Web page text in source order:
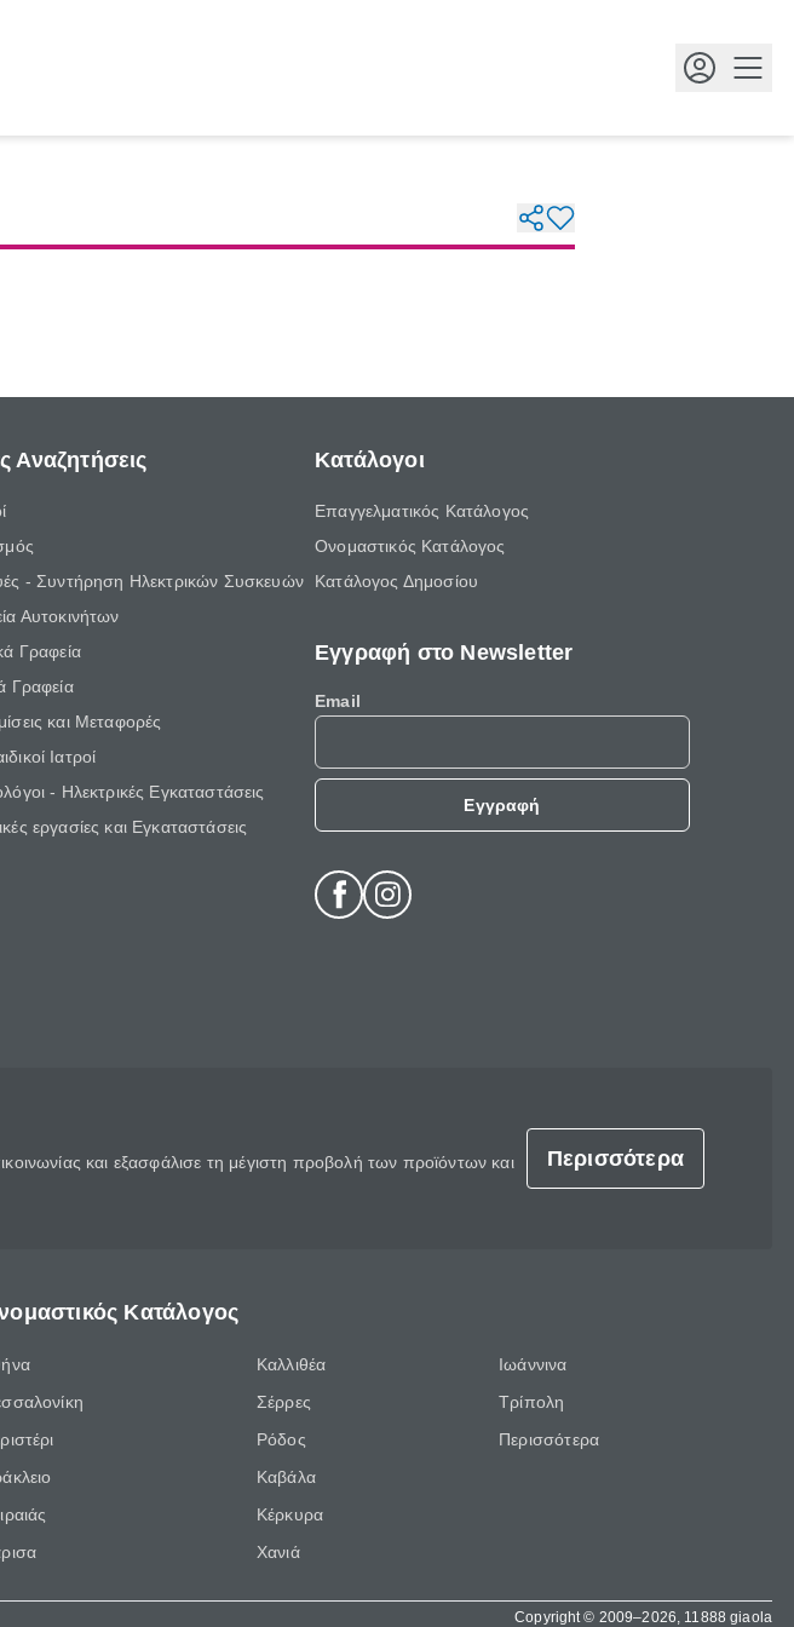
Αναζητήσεις
- Συντήρηση Ηλεκτρικών Συσκευών
Αυτοκινήτων
Γραφεία
Γραφεία
και Μεταφορές
Ιατροί
- Ηλεκτρικές Εγκαταστάσεις
εργασίες και Εγκαταστάσεις
Κατάλογοι
Επαγγελματικός Κατάλογος
Ονομαστικός Κατάλογος
Κατάλογος Δημοσίου
Εγγραφή στο Newsletter
Email
Εγγραφή
και εξασφάλισε τη μέγιστη προβολή των προϊόντων και
Περισσότερα
Κατάλογος
Καλλιθέα
Σέρρες
Ρόδος
Καβάλα
Κέρκυρα
Χανιά
Ιωάννινα
Τρίπολη
Περισσότερα
Copyright © 2009–2026, 11888 giaola